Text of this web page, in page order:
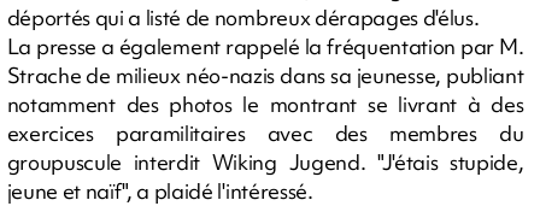
déportés qui a listé de nombreux dérapages d'élus.
La presse a également rappelé la fréquentation par M.
Strache de milieux néo-nazis dans sa jeunesse, publiant
notamment des photos le montrant se livrant à des
exercices paramilitaires avec des membres du
groupuscule interdit Wiking Jugend. "J'étais stupide,
jeune et naïf", a plaidé l'intéressé.